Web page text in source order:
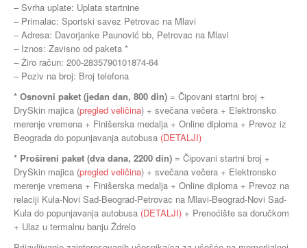
– Svrha uplate: Uplata startnine
– Primalac: Sportski savez Petrovac na Mlavi
– Adresa: Davorjanke Paunović bb, Petrovac na Mlavi
– Iznos: Zavisno od paketa *
– Žiro račun: 200-2835790101874-64
– Poziv na broj: Broj telefona
* Osnovni paket (jedan dan, 800 din) = Čipovani startni broj +
DrySkin majica (pregled veličina) + svečana večera + Elektronsko
merenje vremena + Finišerska medalja + Online diploma + Prevoz iz
Beograda do popunjavanja autobusa (DETALJI)
* Prošireni paket (dva dana, 2200 din) = Čipovani startni broj +
DrySkin majica (pregled veličina) + svečana večera + Elektronsko
merenje vremena + Finišerska medalja + Online diploma + Prevoz na
relaciji Kula-Novi Sad-Beograd-Petrovac na Mlavi-Beograd-Novi Sad-
Kula do popunjavanja autobusa (DETALJI) + Prenoćište sa doručkom
+ Ulaz u termalnu banju Ždrelo